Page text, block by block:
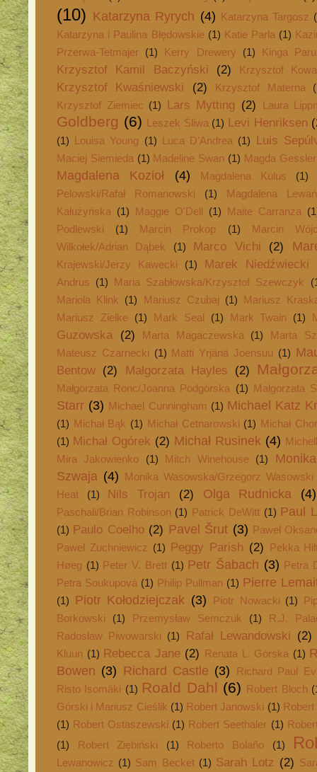
(10) Katarzyna Ryrych (4) Katarzyna Targosz
Katarzyna i Paulina Błędowskie (1) Katie Parla (1)
Przerwa-Tetmajer
(1) Kerry Drewery (1) Kinga
Krzysztof Kamil Baczyński (2) Krzysztof
Krzysztof Kwaśniewski (2) Krzysztof Materna
Krzysztof Ziemiec (1) Lars Mytting (2) Laura
Goldberg (6) Leszek Śliwa (1) Levi Henriksen
(1) Louisa Young (1) Luca D’Andrea (1) Luis
Maciej Siemieda (1) Madeline Swan (1) Magda Gessler
Magdalena Kozioł (4) Magdalena Kulus
(1)
Pelowski/Rafał Romanowski
(1)
Magdalena
Kałużyńska
(1) Maggie O'Dell (1) Maite Carranza
Podlewski
(1) Marcin Prokop (1)
Marcin
Wilkołek/Adrian Dąbek
(1) Marco Vichi (2)
Krajewski/Jerzy Kawecki (1) Marek Niedźwiecki
Andrus (1) Maria Szabłowska/Krzysztof Szewczyk
Mariola Klink
(1) Mariusz Czubaj (1)
Mariusz
Mariusz Zielke
(1) Mark Seal (1) Mark Twain (1)
Guzowska (2) Marta Magaczewska (1)
Marta
Mateusz Czarnecki (1) Matti Yrjänä Joensuu (1)
Bentow (2) Małgorzata Hayles (2)
Małgorzata Ronc/Joanna Podgórska (1) Małgorzata
Starr (3) Michael Cunningham (1) Michael Katz
(1) Michał Bąk (1) Michał Cetnarowski (1)
Michał
(1) Michał Ogórek (2) Michał Rusinek (4)
Mira Jakowienko
(1) Mitch Winehouse (1)
Szwaja (4)
Monika Wasowska/Grzegorz Wasowski
Heat
(1) Nils Trojan (2) Olga Rudnicka (4)
Paschali/Brian Robinson (1) Patrick DeWitt (1) Paul
(1) Paulo Coelho (2) Pavel Šrut (3)
Paweł
Paweł Zuchniewicz (1) Peggy Parish (2)
Pekka
Høeg (1) Peter V. Brett (1) Petr Šabach (3)
Petra
Petra Soukupová (1) Philip Pullman (1) Pierre
(1) Piotr Kołodziejczak (3) Piotr Nowacki (1)
Borkowski
(1) Przemysław Semczuk (1)
R.J.
Radosław Piwowarski
(1) Rafał Lewandowski (2)
Kluun (1) Rebecca Jane (2) Renata L. Górska (1)
Bowen (3) Richard Castle (3)
Richard Paul
Risto Isomäki (1) Roald Dahl (6) Robert Bloch
Górski i Mariusz Cieślik (1) Robert Janowski (1)
(1) Robert Ostaszewski (1) Robert Seethaler (1)
(1)
Robert Ziębiński (1) Roberto Bolaño (1)
Lewanowicz (1) Sam Becket (1) Sarah Lotz (2)